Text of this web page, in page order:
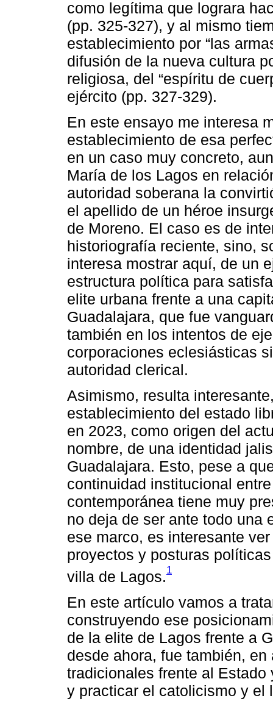
como legítima que lograra
(pp. 325-327), y al mismo
establecimiento por “las
difusión de la nueva cultura
religiosa, del “espíritu de
ejército (pp. 327-329).
En este ensayo me interesa
establecimiento de esa
en un caso muy concreto,
María de los Lagos en
autoridad soberana la
el apellido de un héroe
de Moreno. El caso es de
historiografía reciente, sino,
interesa mostrar aquí, de un
estructura política para
elite urbana frente a una
Guadalajara, que fue
también en los intentos de
corporaciones eclesiásticas
autoridad clerical.
Asimismo, resulta
establecimiento del estado
en 2023, como origen del
nombre, de una identidad
Guadalajara. Esto, pese a
continuidad institucional
contemporánea tiene muy
no deja de ser ante todo una
ese marco, es interesante
proyectos y posturas
villa de Lagos.1
En este artículo vamos a
construyendo ese
de la elite de Lagos frente a
desde ahora, fue también,
tradicionales frente al
y practicar el catolicismo y el